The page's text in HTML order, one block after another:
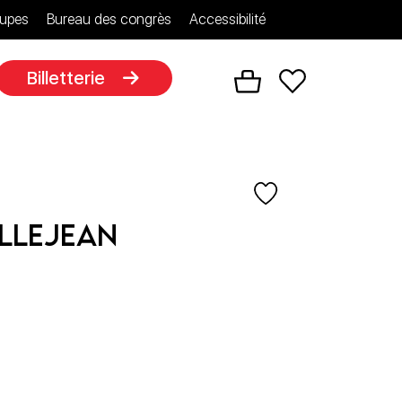
Bureau des congrès Accessibilité
Billetterie